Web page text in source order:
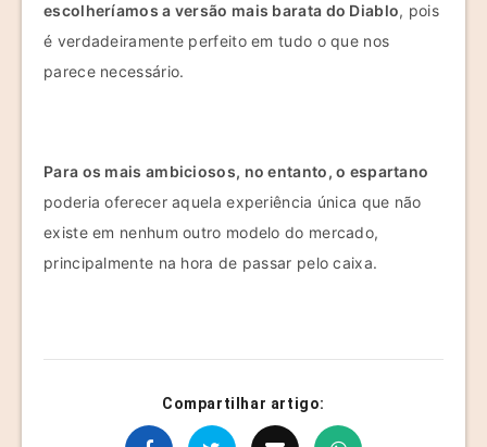
escolheríamos a versão mais barata do Diablo, pois
é verdadeiramente perfeito em tudo o que nos
parece necessário.
Para os mais ambiciosos, no entanto, o espartano
poderia oferecer aquela experiência única que não
existe em nenhum outro modelo do mercado,
principalmente na hora de passar pelo caixa.
Compartilhar artigo: